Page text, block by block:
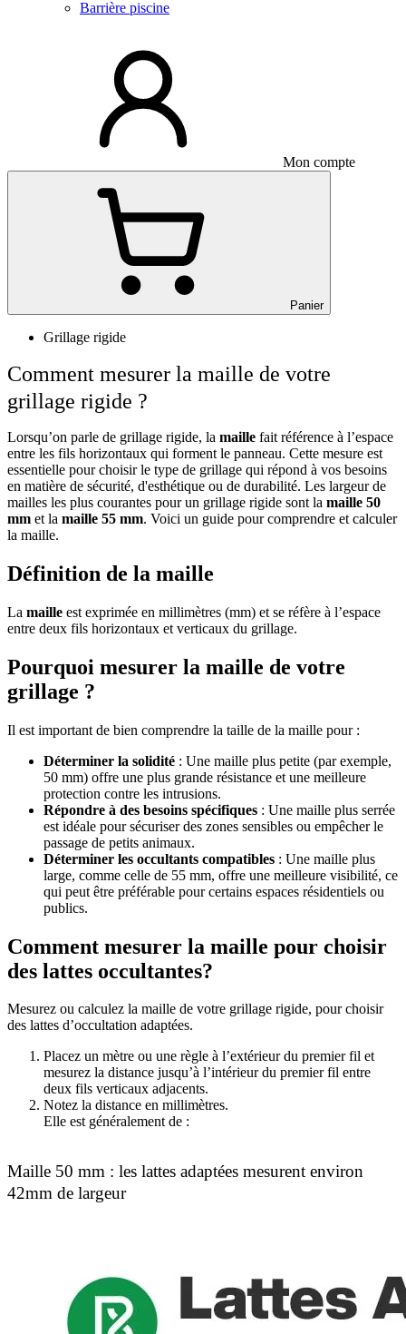
Barrière piscine
Mon compte
Panier
Grillage rigide
Comment mesurer la maille de votre
grillage rigide ?
Lorsqu’on parle de grillage rigide, la maille fait référence à l’espace
entre les fils horizontaux qui forment le panneau. Cette mesure est
essentielle pour choisir le type de grillage qui répond à vos besoins
en matière de sécurité, d'esthétique ou de durabilité. Les largeur de
mailles les plus courantes pour un grillage rigide sont la maille 50
mm et la maille 55 mm. Voici un guide pour comprendre et calculer
la maille.
Définition de la maille
La maille est exprimée en millimètres (mm) et se réfère à l’espace
entre deux fils horizontaux et verticaux du grillage.
Pourquoi mesurer la maille de votre
grillage ?
Il est important de bien comprendre la taille de la maille pour :
Déterminer la solidité : Une maille plus petite (par exemple,
50 mm) offre une plus grande résistance et une meilleure
protection contre les intrusions.
Répondre à des besoins spécifiques : Une maille plus serrée
est idéale pour sécuriser des zones sensibles ou empêcher le
passage de petits animaux.
Déterminer les occultants compatibles : Une maille plus
large, comme celle de 55 mm, offre une meilleure visibilité, ce
qui peut être préférable pour certains espaces résidentiels ou
publics.
Comment mesurer la maille pour choisir
des lattes occultantes?
Mesurez ou calculez la maille de votre grillage rigide, pour choisir
des lattes d’occultation adaptées.
Placez un mètre ou une règle à l’extérieur du premier fil et
mesurez la distance jusqu’à l’intérieur du premier fil entre
deux fils verticaux adjacents.
Notez la distance en millimètres.
Elle est généralement de :
Maille 50 mm : les lattes adaptées mesurent environ
42mm de largeur